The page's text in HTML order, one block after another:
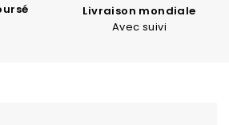
Livraison mondiale
Avec suivi